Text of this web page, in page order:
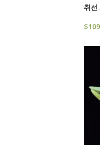
취
$109